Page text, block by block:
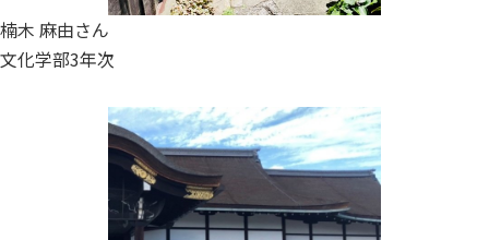
楠木 麻由さん
文化学部3年次